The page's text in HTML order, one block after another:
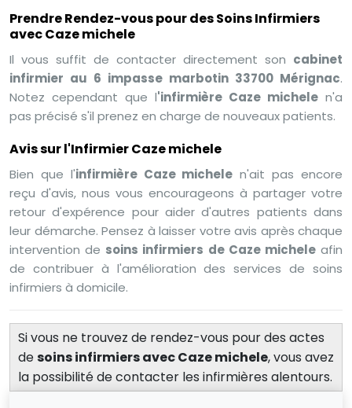
Prendre Rendez-vous pour des Soins Infirmiers
avec Caze michele
Il vous suffit de contacter directement son cabinet
infirmier au 6 impasse marbotin 33700 Mérignac.
Notez cependant que l'infirmière Caze michele n'a
pas précisé s'il prenez en charge de nouveaux patients.
Avis sur l'Infirmier Caze michele
Bien que l'infirmière Caze michele n'ait pas encore
reçu d'avis, nous vous encourageons à partager votre
retour d'expérence pour aider d'autres patients dans
leur démarche. Pensez à laisser votre avis après chaque
intervention de soins infirmiers de Caze micheleafin
de contribuer à l'amélioration des services de soins
infirmiers à domicile.
Si vous ne trouvez de rendez-vous pour des actes
desoins infirmiers avec Caze michele, vous avez
la possibilité de contacter les infirmières alentours.